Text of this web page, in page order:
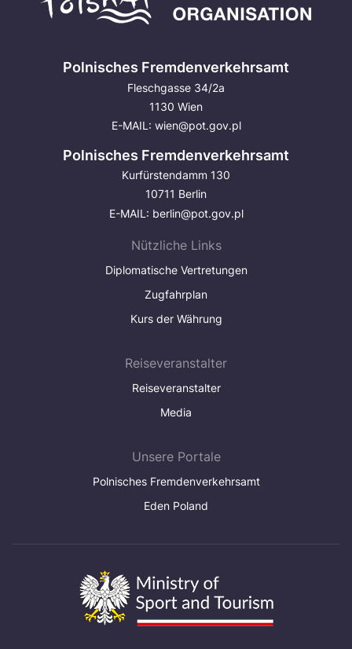
Polnisches Fremdenverkehrsamt
Fleschgasse 34/2a
1130 Wien
E-MAIL: wien@pot.gov.pl
Polnisches Fremdenverkehrsamt
Kurfürstendamm 130
10711 Berlin
E-MAIL: berlin@pot.gov.pl
Nützliche Links
Diplomatische Vertretungen
Zugfahrplan
Kurs der Währung
Reiseveranstalter
Reiseveranstalter
Media
Unsere Portale
Polnisches Fremdenverkehrsamt
Eden Poland